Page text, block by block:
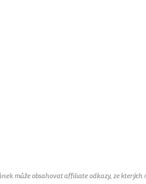
může obsahovat affiliate odkazy, ze